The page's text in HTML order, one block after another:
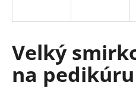
Velký
na
í
t
?